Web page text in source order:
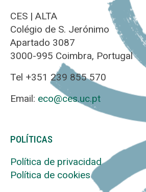
CES | ALTA
Colégio de S. Jerónimo
Apartado 3087
3000-995 Coimbra, Portugal
Tel +351 239 855 570
Email: eco@ces.uc.pt
POLÍTICAS
Política de privacidad
Política de cookies